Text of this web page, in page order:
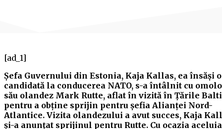
[ad_1]
Șefa Guvernului din Estonia, Kaja Kallas, ea însăși o
candidată la conducerea NATO, s-a întâlnit cu
său olandez Mark Rutte, aflat în vizită în Țările
pentru a obține sprijin pentru șefia Alianței Nord-
Atlantice. Vizita olandezului a avut succes, Kaja
și-a anunțat sprijinul pentru Rutte. Cu ocazia